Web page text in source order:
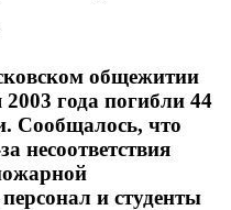
общежитии
года погибли 44
Сообщалось, что
несоответствия
и студенты